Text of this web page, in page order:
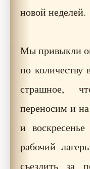
новой неделей.
Мы привыкли
по количеству
страшное,
переносим и
и
рабочий
съездить за